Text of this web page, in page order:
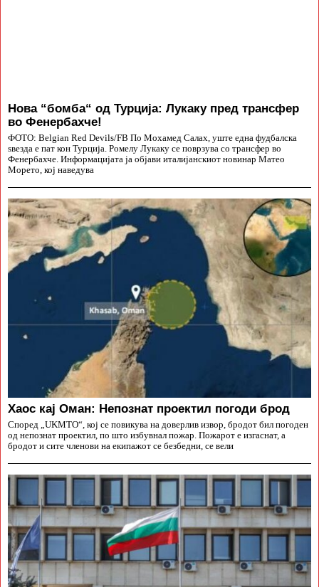
Нова “бомба“ од Турција: Лукаку пред трансфер
во Фенербахче!
ФОТО: Belgian Red Devils/FB По Мохамед Салах, уште една фудбалска
ѕвезда е пат кон Турција. Ромелу Лукаку се поврзува со трансфер во
Фенербахче. Информацијата ја објави италијанскиот новинар Матео
Морето, кој наведува
Хаос кај Оман: Непознат проектил погоди брод
Според „UKMTO“, кој се повикува на доверлив извор, бродот бил погоден
од непознат проектил, по што избувнал пожар. Пожарот е изгаснат, а
бродот и сите членови на екипажот се безбедни, се вели